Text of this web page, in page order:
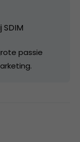
SDIM
passie